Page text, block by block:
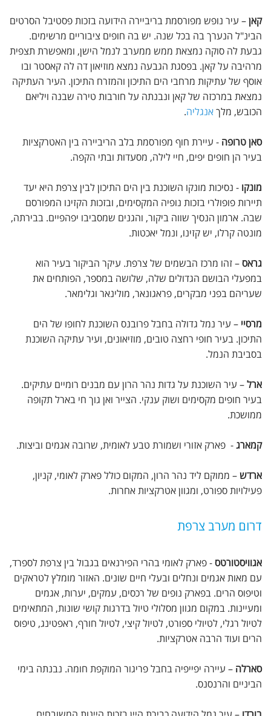
קאן– עיר נופש מפורסמת בריביירה הידועה בזכות פסטיבל הסרטים
הבינ"ל הנערך בה בכל שנה. יש בה חופים ציבוריים מרשימים.
גבעת לה סוקה נמצאת ממש ממערב לנמל הישן, ומאפשרת תצפית
מרהיבה על קאן. בפסגת הגבעה נמצא מוזיאון דה לה קאסטר ובו
אוסף של עתיקות מרחבי הים התיכון והמזרח התיכון. העיר העתיקה
נמצאת במרכזה של קאן ונבנתה על חורבות טירה שבנה ויליאם
הכובש, מלךאנגליה.
סאן טרופה - עיירת חוף מפורסמת בלב הריביירה בין האטרקציות
בעיר הן חופים יפים, חיי לילה, מסעדות ובתי הקפה.
מונקו - נסיכות מונקו השוכנת בין הים התיכון לבין צרפת היא יעד
תיירות פופולרי בזכות נופיה המקסימים, ובזכות הקזינו המפורסם
שבה. ארמון הנסיך שווה ביקור, והגנים שמסביבו יפהפיים. בבירתה,
מונטה קרלו, יש קזינו, ונמל יאכטות.
גראס– זהו מרכז הבשמים של צרפת. עיקר הביקור בעיר הוא
במפעלי הבושם הגדולים שלה, שלושה במספר, הפותחים את
שעריהם בפני מבקרים, פראגונאר, מולינאר וגלימאר.
מרסיי – עיר נמל גדולה בחבל פרובנס השוכנת לחופו של הים
התיכון. בעיר חופי רחצה טובים, מוזיאונים, ועיר עתיקה השוכנת
בסביבת הנמל.
ארל– עיר השוכנת על גדות נהר הרון עם מבנים רומיים עתיקים.
בעיר חופים מקסימים ושוק ענקי. הצייר ואן גוך חי בארל תקופה
ממושכת.
קמארג- פארק אזורי ושמורת טבע לאומית, שרובה אגמים וביצות.
ארדש– ממוקם ליד נהר הרון, המקום כולל פארק לאומי, קניון,
פעילויות ספורט, ומגוון אטרקציות אחרות.
דרום מערב צרפת
אגוויסטורטס- פארק לאומי בהרי הפירנאים בגבול בין צרפת לספרד,
עם מאות אגמים ונחלים ובעלי חיים שונים. האזור מומלץ לטראקים
וטיפוס הרים. בפארק נופים של רכסים, עמקים, יערות, אגמים
ומעיינות. במקום מגוון מסלולי טיול בדרגות קושי שונות, המתאימים
לטיול רגלי, לטיולי ספורט, לטיול קיצי, לטיול חורף, ראפטינג, טיפוס
הרים ועוד הרבה אטרקציות.
סארלה – עיירה יפייפיה בחבל פריגור המוקפת חומה. נבנתה בימי
הביניים והרנסנס.